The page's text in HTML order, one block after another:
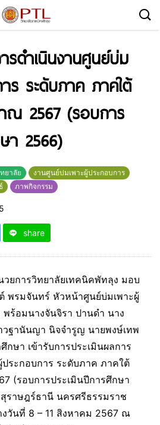
รดำเนินงานศูนย์บ่ม
ร ระดับภาค ภาคใต้
ณ 2567 (รอบการ
า 2566)
ยาลัย
งานศูนย์บ่มเพาะผู้ประกอบการ
ภาพกิจกรรม
share
ยการวิทยาลัยเทคนิคพัทลุง มอบ
พรมจันทร์ หัวหน้าศูนย์บ่มเพาะผู้
ร้อมนางจันจิรา ปานดำ นาง
วฐานันญา นิจจำรูญ นายพงษ์เทพ
ษา เข้ารับการประเมินผลการ
ประกอบการ ระดับภาค ภาคใต้
(รอบการประเมินปีการศึกษา
ราษฎร์ธานี นครศรีธรรมราช
วันที่ 8 – 11 สิงหาคม 2567 ณ